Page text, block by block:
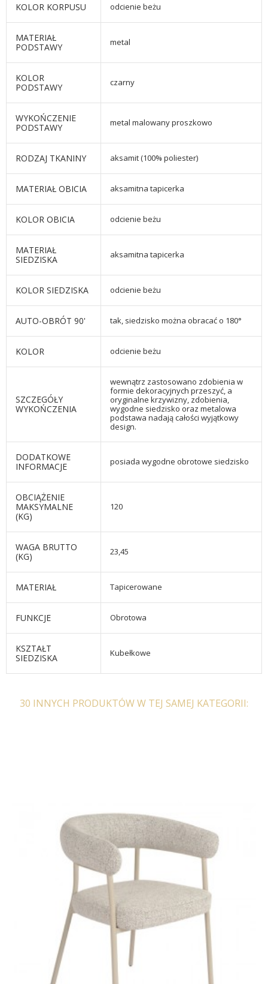
KOLOR KORPUSU odcienie beżu
MATERIAŁ
PODSTAWY
metal
KOLOR
PODSTAWY
czarny
WYKOŃCZENIE
PODSTAWY
metal malowany proszkowo
RODZAJ TKANINY aksamit (100% poliester)
MATERIAŁ OBICIA aksamitna tapicerka
KOLOR OBICIA odcienie beżu
MATERIAŁ
SIEDZISKA
aksamitna tapicerka
KOLOR SIEDZISKA odcienie beżu
AUTO-OBRÓT 90' tak, siedzisko można obracać o 180°
KOLOR odcienie beżu
SZCZEGÓŁY
WYKOŃCZENIA
wewnątrz zastosowano zdobienia w
formie dekoracyjnych przeszyć, a
oryginalne krzywizny, zdobienia,
wygodne siedzisko oraz metalowa
podstawa nadają całości wyjątkowy
design.
DODATKOWE
INFORMACJE
posiada wygodne obrotowe siedzisko
OBCIĄŻENIE
MAKSYMALNE
(KG)
120
WAGA BRUTTO
(KG)
23,45
MATERIAŁ Tapicerowane
FUNKCJE Obrotowa
KSZTAŁT
SIEDZISKA
Kubełkowe
KRZESŁO OBROTOWE
PAPILLON JASNOSZARE
740,39 zł
KRZESŁO OBROTOWE
PAPILLON ANTRACYT
658,95 zł 740,39 zł
30 INNYCH PRODUKTÓW W TEJ SAMEJ KATEGORII: